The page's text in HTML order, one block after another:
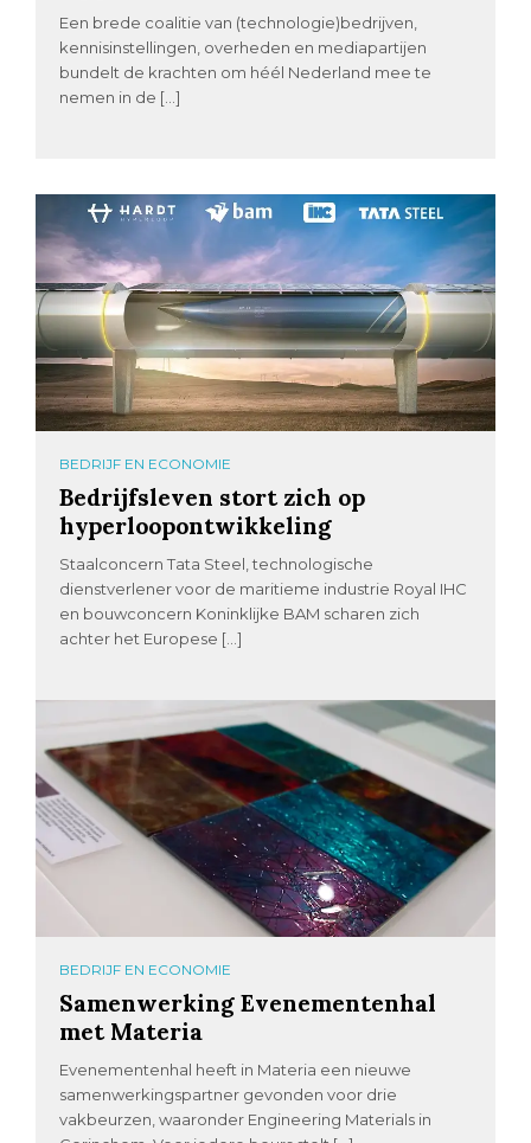
Een brede coalitie van (technologie)bedrijven,
kennisinstellingen, overheden en mediapartijen
bundelt de krachten om héél Nederland mee te
nemen in de […]
BEDRIJF EN ECONOMIE
Bedrijfsleven stort zich op
hyperloopontwikkeling
Staalconcern Tata Steel, technologische
dienstverlener voor de maritieme industrie Royal IHC
en bouwconcern Koninklijke BAM scharen zich
achter het Europese […]
BEDRIJF EN ECONOMIE
Samenwerking Evenementenhal
met Materia
Evenementenhal heeft in Materia een nieuwe
samenwerkingspartner gevonden voor drie
vakbeurzen, waaronder Engineering Materials in